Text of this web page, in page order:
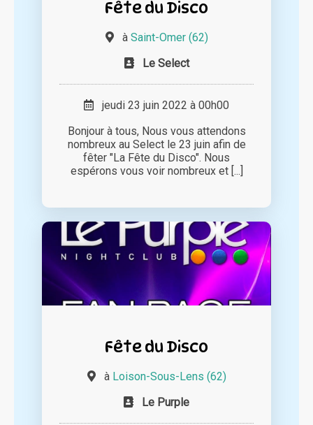
Fête du Disco
à Saint-Omer (62)
Le Select
jeudi 23 juin 2022 à 00h00
Bonjour à tous, Nous vous attendons
nombreux au Select le 23 juin afin de
fêter "La Fête du Disco". Nous
espérons vous voir nombreux et [...]
Fête du Disco
à Loison-Sous-Lens (62)
Le Purple